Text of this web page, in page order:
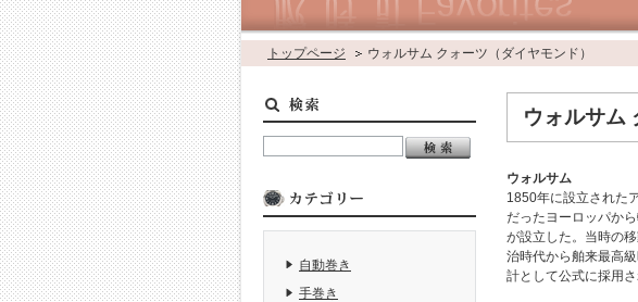
トップページ ウォルサム クォーツ（ダイヤモンド）
ウォルサム
ウォルサム
1850年に設立された
だったヨーロッパか
が設立した。当時の
治時代から舶来最高
計として公式に採用さ
自動巻き
手巻き